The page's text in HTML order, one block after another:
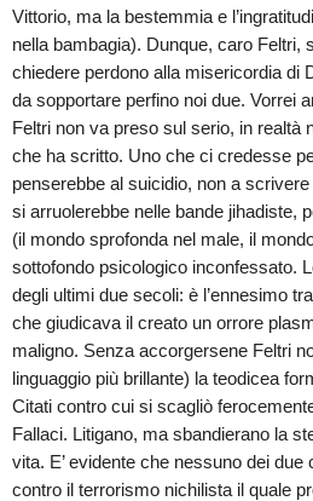
Vittorio, ma la bestemmia e
nella bambagia). Dunque, caro Feltri,
chiedere perdono alla misericordia di
da sopportare perfino noi due. Vorrei
Feltri non va preso sul serio, in realtà
che ha scritto. Uno che ci credesse
penserebbe al suicidio, non a
si arruolerebbe nelle bande jihadiste,
(il mondo sprofonda nel male, il
sottofondo psicologico inconfessato.
degli ultimi due secoli: è l’ennesimo
che giudicava il creato un orrore
maligno. Senza accorgersene Feltri
linguaggio più brillante) la teodicea
Citati contro cui si scagliò
Fallaci. Litigano, ma sbandierano la
vita. E’ evidente che nessuno dei due
contro il terrorismo nichilista il quale